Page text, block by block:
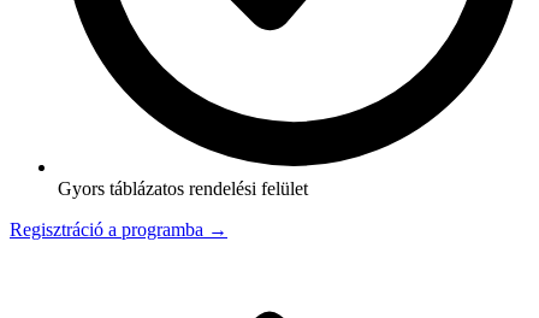
Gyors táblázatos rendelési felület
Regisztráció a programba →